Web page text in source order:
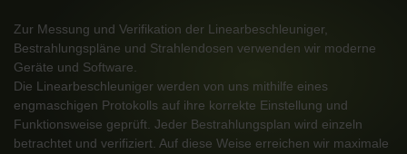
Zur Messung und Verifikation der Linearbeschleuniger,
Bestrahlungspläne und Strahlendosen verwenden wir moderne
Geräte und Software.
Die Linearbeschleuniger werden von uns mithilfe eines
engmaschigen Protokolls auf ihre korrekte Einstellung und
Funktionsweise geprüft. Jeder Bestrahlungsplan wird einzeln
betrachtet und verifiziert. Auf diese Weise erreichen wir maximale